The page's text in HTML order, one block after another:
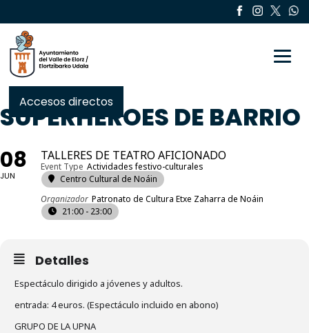
Accesos directos
SUPERHÉROES DE BARRIO
08
JUN
TALLERES DE TEATRO AFICIONADO
Event Type Actividades festivo-culturales
Centro Cultural de Noáin
Organizador Patronato de Cultura Etxe Zaharra de Noáin
21:00 - 23:00
Detalles
Espectáculo dirigido a jóvenes y adultos.
entrada: 4 euros. (Espectáculo incluido en abono)
GRUPO DE LA UPNA